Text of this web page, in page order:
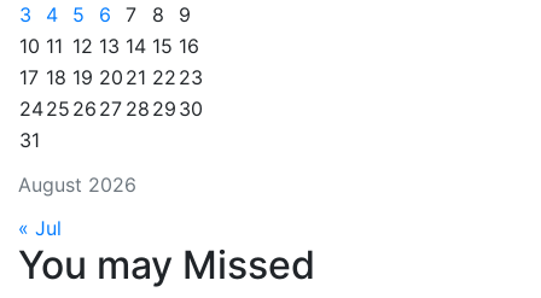
August 2026
3
4 5 6 7 8
9
10 11 12 13 14 15 16
17 18 19 20 21 22 23
2425 26 27 28 29 30
31
« Jul
You may Missed